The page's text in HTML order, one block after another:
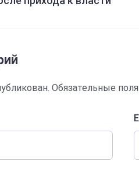
Обязательные